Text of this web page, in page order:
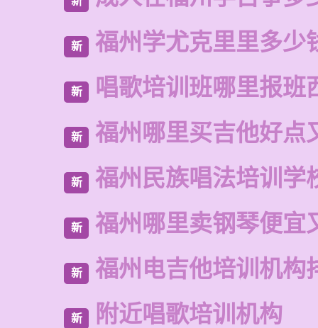
新 福州学尤克里里多少
新 唱歌培训班哪里报班
新 福州哪里买吉他好点
新 福州民族唱法培训学
新 福州哪里卖钢琴便宜
新 福州电吉他培训机构
新 附近唱歌培训机构